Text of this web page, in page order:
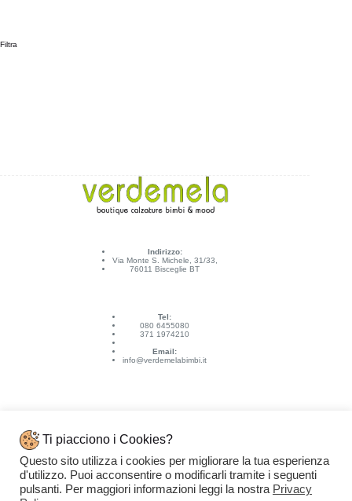
Filtra
Indirizzo:
Via Monte S. Michele, 31/33,
76011 Bisceglie BT
Tel:
080 6455080
371 1974210
Email:
info@verdemelabimbi.it
Link Utili
Spedizioni e pagamenti
Condizioni di vendita
Ti piacciono i Cookies?
Questo sito utilizza i cookies per migliorare la tua esperienza
d'utilizzo. Puoi acconsentire o modificarli tramite i seguenti
pulsanti. Per maggiori informazioni leggi la nostra Privacy